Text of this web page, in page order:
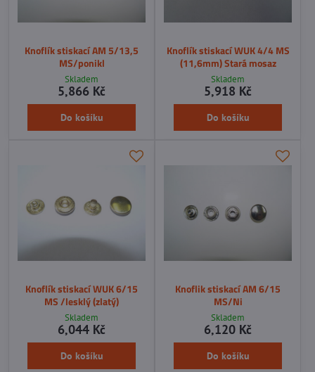
Knoflík stiskací AM 5/13,5
MS/ponikl
Skladem
5,866 Kč
Do košíku
Knoflík stiskací WUK 4/4 MS
(11,6mm) Stará mosaz
Skladem
5,918 Kč
Do košíku
Knoflík stiskací WUK 6/15
MS /lesklý (zlatý)
Skladem
6,044 Kč
Do košíku
Knoflik stiskací AM 6/15
MS/Ni
Skladem
6,120 Kč
Do košíku